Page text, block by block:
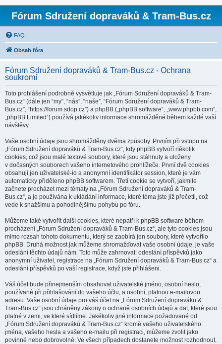
Fórum Sdružení dopraváků & Tram-Bus.cz
FAQ
Obsah fóra
Fórum Sdružení dopraváků & Tram-Bus.cz - Ochrana
soukromí
Toto prohlášení podrobně vysvětluje jak „Fórum Sdružení dopraváků & Tram-
Bus.cz“ (dále jen “my”, “nás”, “naše”, “Fórum Sdružení dopraváků & Tram-
Bus.cz”, “https://forum.sdop.cz”) a phpBB („phpBB software“, „www.phpbb.com“,
„phpBB Limited“) používá jakékoliv informace shromážděné během každé vaší
návštěvy.
Vaše osobní údaje jsou shromážděny dvěma způsoby. Prvním při vstupu na
„Fórum Sdružení dopraváků & Tram-Bus.cz“, kdy phpBB vytvoří několik
cookies, což jsou malé textové soubory, které jsou stáhnuty a uloženy
v dočasných souborech vašeho internetového prohlížeče. První dvě cookies
obsahují jen uživatelské-id a anonymní identifikátor session, které je vám
automaticky přiděleno phpBB softwarem. Třetí cookie se vytvoří, jakmile
začnete procházet mezi tématy na „Fórum Sdružení dopraváků & Tram-
Bus.cz“, a je používána k ukládání informace, které téma jste již přečetli, což
vede k snažšímu a pohodlnějšímu pohybu po fóru.
Můžeme také vytvořit další cookies, které nepatří k phpBB software během
procházení „Fórum Sdružení dopraváků & Tram-Bus.cz“, ale tyto cookies jsou
mimo rozsah tohoto dokumentu, který se zaobírá jen soubory, které vytvořilo
phpBB. Druhá možnost jak můžeme shromažďovat vaše osobní údaje, je vaše
odeslání těchto údajů nám. Toto může zahrnovat: odeslání příspěvků jako
anonymní uživatel, registrace na „Fórum Sdružení dopraváků & Tram-Bus.cz“ a
odeslání příspěvků po vaší registrace, když jste přihlášeni.
Váš účet bude přinejmenším obsahovat uživatelské jméno, osobní heslo,
používané při přihlašování do vašeho účtu, a osobní, platnou e-mailovou
adresu. Vaše osobní údaje pro váš účet na „Fórum Sdružení dopraváků &
Tram-Bus.cz“ jsou chráněny zákony o ochraně osobních údajů a dat, které jsou
platné v zemi, ve které sídlíme. Jakékoliv jiné informace požadované od
„Fórum Sdružení dopraváků & Tram-Bus.cz“ kromě vašeho uživatelského
jména, vašeho hesla a vašeho e-mailu při registraci, můžeme zvolit jako
povinné nebo dobrovolné. Ve všech případech dostanete možnost rozhodnout,